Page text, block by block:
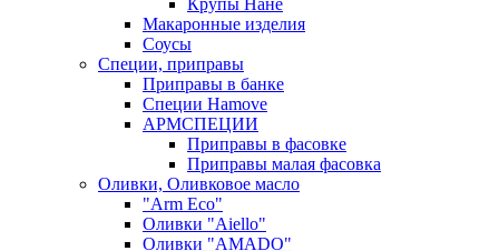
Крупы Нане
Макаронные изделия
Соусы
Специи, приправы
Приправы в банке
Специи Hamove
АРМСПЕЦИИ
Приправы в фасовке
Приправы малая фасовка
Оливки, Оливковое масло
"Arm Eco"
Оливки "Aiello"
Оливки "AMADO"